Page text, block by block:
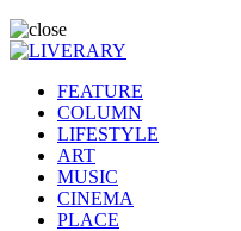
FEATURE
COLUMN
LIFESTYLE
ART
MUSIC
CINEMA
PLACE